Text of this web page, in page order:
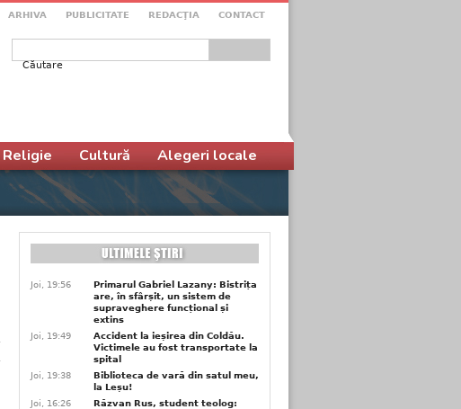
ARHIVA PUBLICITATE REDACŢIA CONTACT
Formular de căutare
Religie Cultură Alegeri locale
Joi, 19:56
Primarul Gabriel Lazany: Bistrița
are, în sfârșit, un sistem de
supraveghere funcțional și
extins
Joi, 19:49
Accident la ieșirea din Coldău.
Victimele au fost transportate la
spital
Joi, 19:38
Biblioteca de vară din satul meu,
la Leșu!
Joi, 16:26
Răzvan Rus, student teolog: